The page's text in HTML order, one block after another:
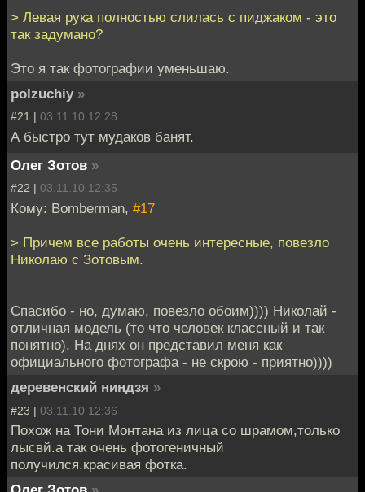
> Левая рука полностью слилась с пиджаком - это
так задумано?
Это я так фотографии уменьшаю.
polzuchiy »
#21 | 03.11.10 12:28
А быстро тут мудаков банят.
Олег Зотов »
#22 | 03.11.10 12:35
Кому: Bomberman, #17
> Причем все работы очень интересные, повезло
Николаю с Зотовым.
Спасибо - но, думаю, повезло обоим)))) Николай -
отличная модель (то что человек классный и так
понятно). На днях он представил меня как
официального фотографа - не скрою - приятно))))
деревенский ниндзя »
#23 | 03.11.10 12:36
Похож на Тони Монтана из лица со шрамом,только
лысвй.а так очень фотогеничный
получился.красивая фотка.